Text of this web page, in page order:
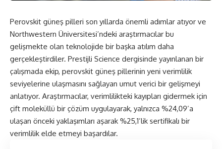
Perovskit güneş pilleri son yıllarda önemli adımlar atıyor ve
Northwestern Üniversitesi’ndeki araştırmacılar bu
gelişmekte olan teknolojide bir başka atılım daha
gerçekleştirdiler. Prestijli Science dergisinde yayınlanan bir
çalışmada ekip, perovskit güneş pillerinin yeni verimlilik
seviyelerine ulaşmasını sağlayan umut verici bir gelişmeyi
anlatıyor. Araştırmacılar, verimlilikteki kayıpları gidermek için
çift moleküllü bir çözüm uygulayarak, yalnızca %24,09’a
ulaşan önceki yaklaşımları aşarak %25,1’lik sertifikalı bir
verimlilik elde etmeyi başardılar.